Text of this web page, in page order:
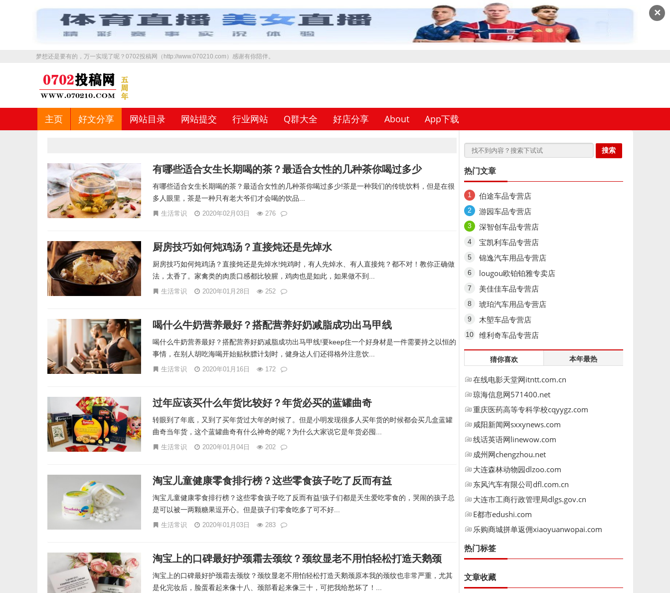
✕
梦想还是要有的，万一实现了呢？0702投稿网（http://www.070210.com）感谢有你陪伴。
主页 好文分享 网站目录 网站提交 行业网站 Q群大全 好店分享 About App下载
有哪些适合女生长期喝的茶？最适合女性的几种茶你喝过多少
有哪些适合女生长期喝的茶？最适合女性的几种茶你喝过多少!茶是一种我们的传统饮料，但是在很
多人眼里，茶是一种只有老大爷们才会喝的饮品...
生活常识 2020年02月03日 276
厨房技巧如何炖鸡汤？直接炖还是先焯水
厨房技巧如何炖鸡汤？直接炖还是先焯水!炖鸡时，有人先焯水、有人直接炖？都不对！教你正确做
法，太香了。家禽类的肉质口感都比较腥，鸡肉也是如此，如果做不到...
生活常识 2020年01月28日 252
喝什么牛奶营养最好？搭配营养好奶减脂成功出马甲线
喝什么牛奶营养最好？搭配营养好奶减脂成功出马甲线!要keep住一个好身材是一件需要持之以恒的
事情，在别人胡吃海喝开始贴秋膘计划时，健身达人们还得格外注意饮...
生活常识 2020年01月16日 172
过年应该买什么年货比较好？年货必买的蓝罐曲奇
转眼到了年底，又到了买年货过大年的时候了。但是小明发现很多人买年货的时候都会买几盒蓝罐
曲奇当年货，这个蓝罐曲奇有什么神奇的呢？为什么大家说它是年货必囤...
生活常识 2020年01月04日 202
淘宝儿童健康零食排行榜？这些零食孩子吃了反而有益
淘宝儿童健康零食排行榜？这些零食孩子吃了反而有益!孩子们都是天生爱吃零食的，哭闹的孩子总
是可以被一两颗糖果逗开心。但是孩子们零食吃多了可不好...
生活常识 2020年01月03日 283
淘宝上的口碑最好护颈霜去颈纹？颈纹显老不用怕轻松打造天鹅颈
淘宝上的口碑最好护颈霜去颈纹？颈纹显老不用怕轻松打造天鹅颈原本我的颈纹也非常严重，尤其
是化完妆后，脸蛋看起来像十八、颈部看起来像三十，可把我给愁坏了！...
热门文章
伯途车品专营店
游园车品专营店
深智创车品专营店
宝凯利车品专营店
锦逸汽车用品专营店
lougou欧铂铂雅专卖店
美佳佳车品专营店
琥珀汽车用品专营店
木塱车品专营店
维利奇车品专营店
猜你喜欢 本年最热
在线电影天堂网itntt.com.cn
琼海信息网571400.net
重庆医药高等专科学校cqyygz.com
咸阳新闻网sxxynews.com
线话英语网linewow.com
成州网chengzhou.net
大连森林动物园dlzoo.com
东风汽车有限公司dfl.com.cn
大连市工商行政管理局dlgs.gov.cn
E都市edushi.com
乐购商城拼单返佣xiaoyuanwopai.com
热门标签
文章收藏